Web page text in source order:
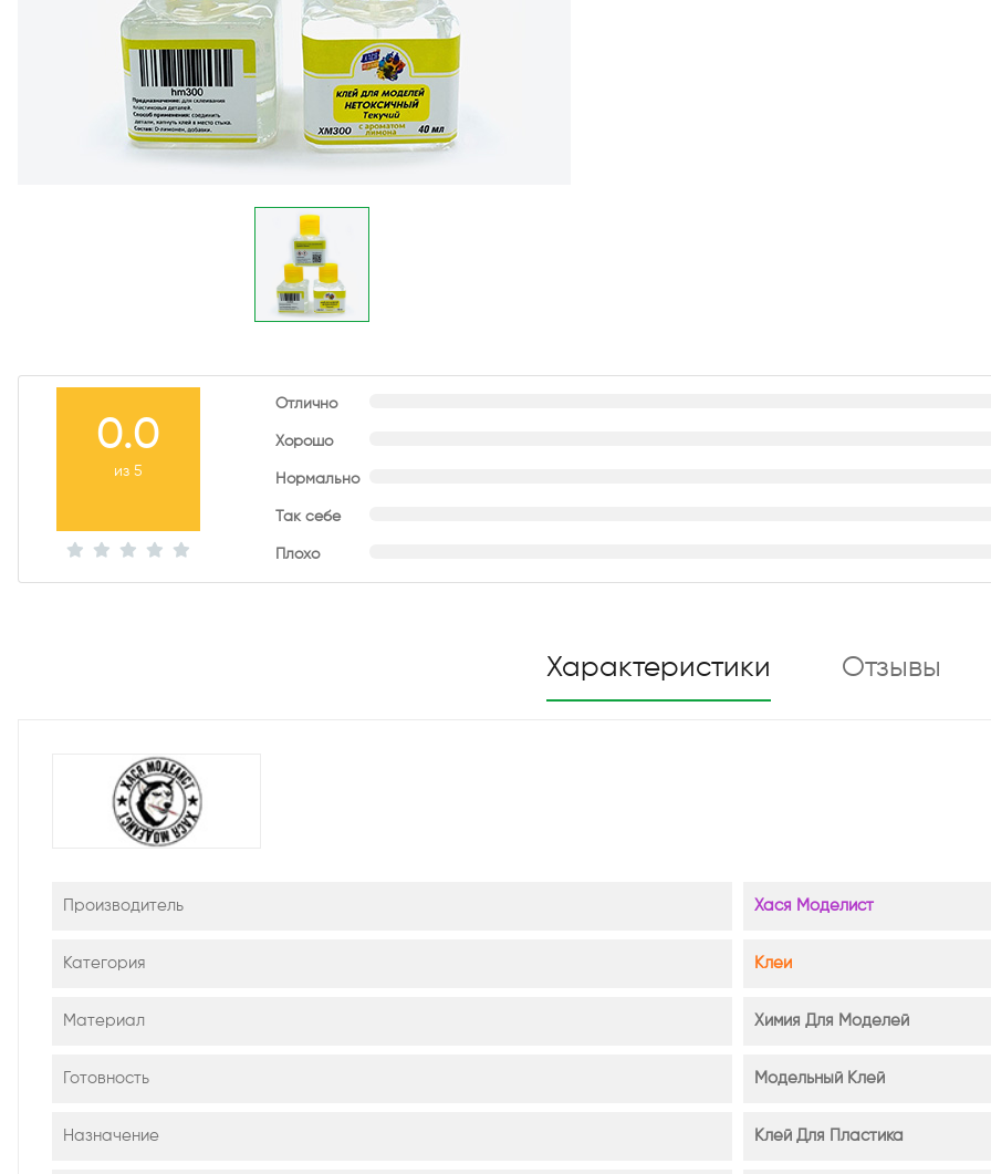
0.0
из 5
Отлично
Хорошо
Нормально
Так себе
Плохо
Характеристики Отзывы
Производитель Хася Моделист
Категория Клеи
Материал Химия Для Моделей
Готовность Модельный Клей
Назначение Клей Для Пластика